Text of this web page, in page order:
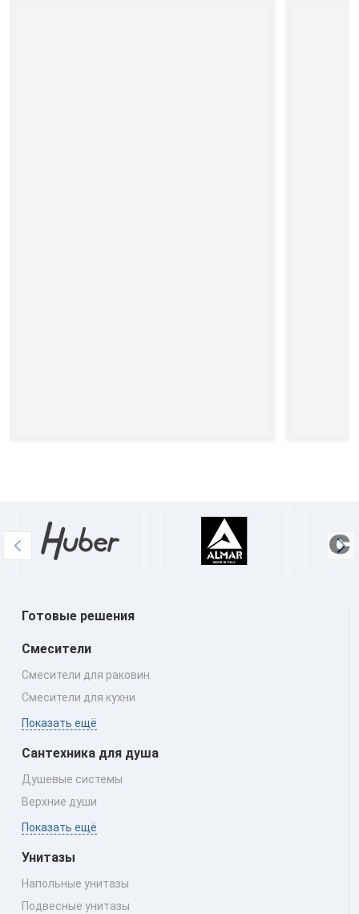
Готовые решения
Смесители
Смесители для раковин
Смесители для кухни
Показать ещё
Сантехника для душа
Душевые системы
Верхние души
Показать ещё
Унитазы
Напольные унитазы
Подвесные унитазы